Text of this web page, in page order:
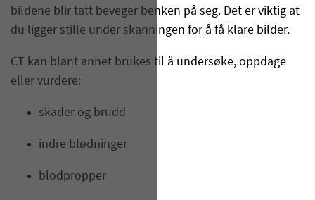
bildene blir tatt beveger benken på seg. Det er viktig at
du ligger stille under skanningen for å få klare bilder.
CT kan blant annet brukes til å undersøke, oppdage
eller vurdere:
skader og brudd
indre blødninger
blodpropper